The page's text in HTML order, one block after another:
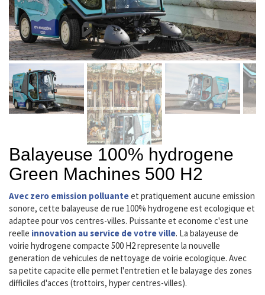
Balayeuse 100% hydrogene
Green Machines 500 H2
Avec zero emission polluanteet pratiquement aucune emission
sonore, cette balayeuse de rue 100% hydrogene est ecologique et
adaptee pour vos centres-villes. Puissante et econome c'est une
reelle innovation au service de votre ville. La balayeuse de
voirie hydrogene compacte 500 H2 represente la nouvelle
generation de vehicules de nettoyage de voirie ecologique. Avec
sa petite capacite elle permet l'entretien et le balayage des zones
difficiles d'acces (trottoirs, hyper centres-villes).